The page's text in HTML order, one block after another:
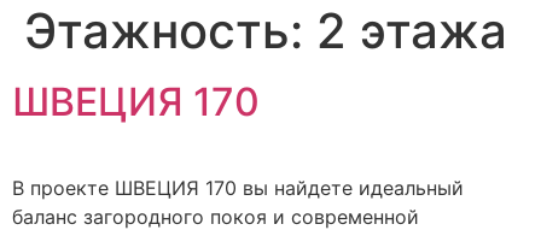
Этажность: 2 этажа
ШВЕЦИЯ 170
В проекте ШВЕЦИЯ 170 вы найдете идеальный
баланс загородного покоя и современной